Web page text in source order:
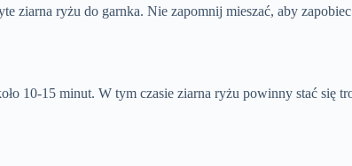
ziarna ryżu do garnka. Nie zapomnij mieszać, aby
10-15 minut. W tym czasie ziarna ryżu powinny stać się